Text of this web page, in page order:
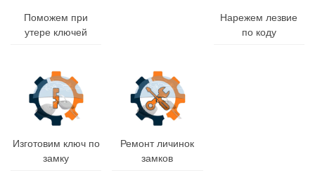
Поможем при
утере ключей
Нарежем лезвие
по коду
Изготовим ключ по
замку
Ремонт личинок
замков